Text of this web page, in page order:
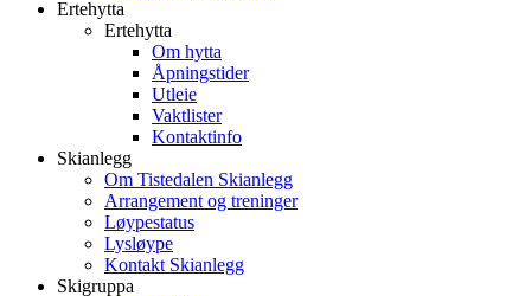
Ertehytta
Ertehytta
Om hytta
Åpningstider
Utleie
Vaktlister
Kontaktinfo
Skianlegg
Om Tistedalen Skianlegg
Arrangement og treninger
Løypestatus
Lysløype
Kontakt Skianlegg
Skigruppa